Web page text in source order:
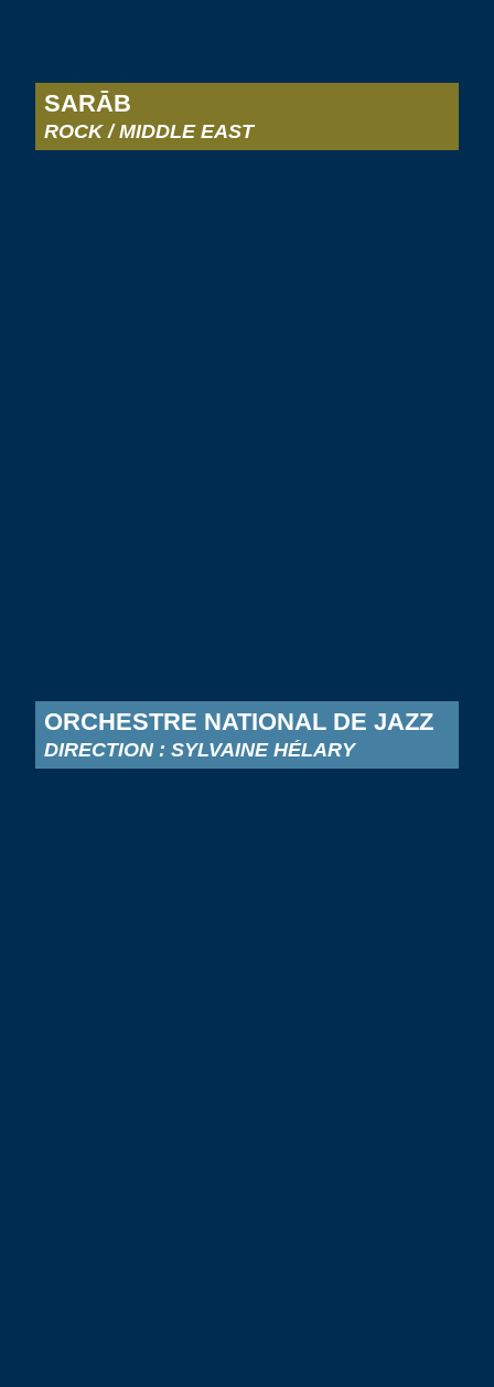
SARĀB
ROCK / MIDDLE EAST
ORCHESTRE NATIONAL DE JAZZ
DIRECTION : SYLVAINE HÉLARY